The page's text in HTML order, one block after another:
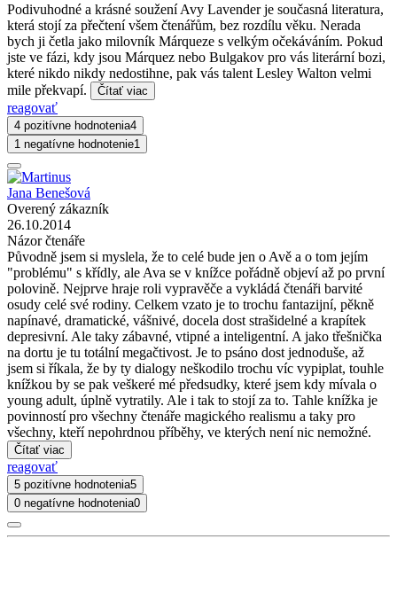
Podivuhodné a krásné soužení Avy Lavender je současná literatura,
která stojí za přečtení všem čtenářům, bez rozdílu věku. Nerada
bych ji četla jako milovník Márqueze s velkým očekáváním. Pokud
jste ve fázi, kdy jsou Márquez nebo Bulgakov pro vás literární bozi,
které nikdo nikdy nedostihne, pak vás talent Lesley Walton velmi
mile překvapí.
Čítať viac
reagovať
4 pozitívne hodnotenia4
1 negatívne hodnotenie1
Jana Benešová
Overený zákazník
26.10.2014
Názor čtenáře
Původně jsem si myslela, že to celé bude jen o Avě a o tom jejím
"problému" s křídly, ale Ava se v knížce pořádně objeví až po první
polovině. Nejprve hraje roli vypravěče a vykládá čtenáři barvité
osudy celé své rodiny. Celkem vzato je to trochu fantazijní, pěkně
napínavé, dramatické, vášnivé, docela dost strašidelné a krapítek
depresivní. Ale taky zábavné, vtipné a inteligentní. A jako třešnička
na dortu je tu totální megačtivost. Je to psáno dost jednoduše, až
jsem si říkala, že by ty dialogy neškodilo trochu víc vypiplat, touhle
knížkou by se pak veškeré mé předsudky, které jsem kdy mívala o
young adult, úplně vytratily. Ale i tak to stojí za to. Tahle knížka je
povinností pro všechny čtenáře magického realismu a taky pro
všechny, kteří nepohrdnou příběhy, ve kterých není nic nemožné.
Čítať viac
reagovať
5 pozitívne hodnotenia5
0 negatívne hodnotenia0